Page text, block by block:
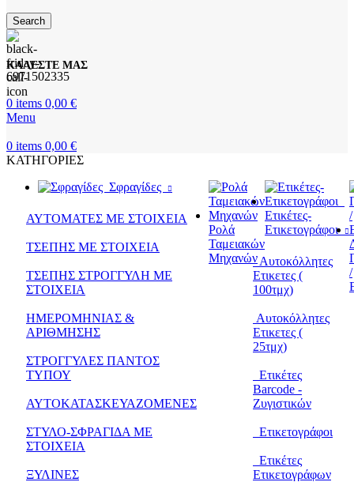
Search
ΚΑΛΕΣΤΕ ΜΑΣ
6971502335
0 items 0,00 €
Menu
0 items 0,00 €
ΚΑΤΗΓΟΡΙΕΣ
Σφραγίδες
ΑΥΤΟΜΑΤΕΣ ΜΕ ΣΤΟΙΧΕΙΑ
ΤΣΕΠΗΣ ΜΕ ΣΤΟΙΧΕΙΑ
ΤΣΕΠΗΣ ΣΤΡΟΓΓΥΛΗ ΜΕ
ΣΤΟΙΧΕΙΑ
ΗΜΕΡΟΜΗΝΙΑΣ &
ΑΡΙΘΜΗΣΗΣ
ΣΤΡΟΓΓΥΛΕΣ ΠΑΝΤΟΣ
ΤΥΠΟΥ
ΑΥΤΟΚΑΤΑΣΚΕΥΑΖΟΜΕΝΕΣ
ΣΤΥΛΟ-ΣΦΡΑΓΙΔΑ ΜΕ
ΣΤΟΙΧΕΙΑ
ΞΥΛΙΝΕΣ
Ρολά
Ταμειακών
Μηχανών
Ετικέτες-
Ετικετογράφοι
Αυτοκόλλητες
Ετικετες (
100τμχ)
Αυτοκόλλητες
Ετικετες (
25τμχ)
Ετικέτες
Barcode -
Ζυγιστικών
Ετικετογράφοι
Ετικέτες
Ετικετογράφων
/